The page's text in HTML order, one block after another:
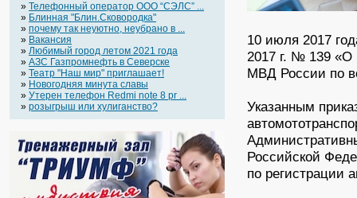
» Телефонный оператор OOO “СЭЛС” ...
» Блинная "Блин.Сковородка"
» почему так неуютно, неубрано в ...
» Вакансия
» Любимый город летом 2021 года
» АЗС Газпромнефть в Северске
» Театр "Наш мир" приглашает!
» Новогодняя минута славы
» Утерен телефон Redmi note 8 pr ...
» розыгрыш или хулиганство?
10 июля 2017
2017 г. № 139 «О
МВД России по
Указанным
Российской
по регистрации